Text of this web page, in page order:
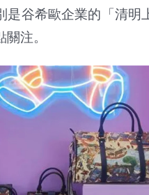
是谷希歐企業的「清明
注。